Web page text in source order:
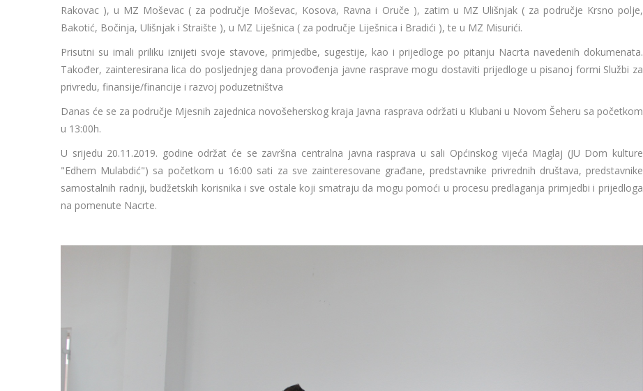
Rakovac ), u MZ Moševac ( za područje Moševac, Kosova, Ravna i Oruče ), zatim u MZ Ulišnjak ( za područje Krsno polje,
Bakotić, Bočinja, Ulišnjak i Straište ), u MZ Liješnica ( za područje Liješnica i Bradići ), te u MZ Misurići.
Prisutni su imali priliku iznijeti svoje stavove, primjedbe, sugestije, kao i prijedloge po pitanju Nacrta navedenih dokumenata.
Također, zainteresirana lica do posljednjeg dana provođenja javne rasprave mogu dostaviti prijedloge u pisanoj formi Službi za
privredu, finansije/financije i razvoj poduzetništva
Danas će se za područje Mjesnih zajednica novošeherskog kraja Javna rasprava održati u Klubani u Novom Šeheru sa početkom
u 13:00h.
U srijedu 20.11.2019. godine održat će se završna centralna javna rasprava u sali Općinskog vijeća Maglaj (JU Dom kulture
"Edhem Mulabdić") sa početkom u 16:00 sati za sve zainteresovane građane, predstavnike privrednih društava, predstavnike
samostalnih radnji, budžetskih korisnika i sve ostale koji smatraju da mogu pomoći u procesu predlaganja primjedbi i prijedloga
na pomenute Nacrte.